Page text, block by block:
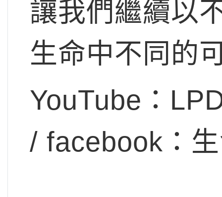
讓我們繼續以
生命中不同的
YouTube：
/ facebook：